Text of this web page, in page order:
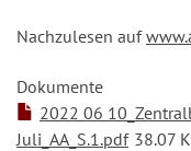
Nachzulesen auf
Dokumente
2022 06
Juli_AA_S.1.pdf 38.07